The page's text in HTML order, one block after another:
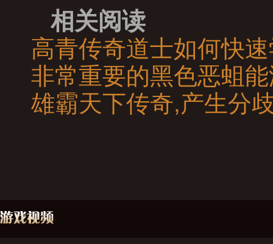
相关阅读
高青传奇道士如何快
非常重要的黑色恶蛆
雄霸天下传奇,产生分